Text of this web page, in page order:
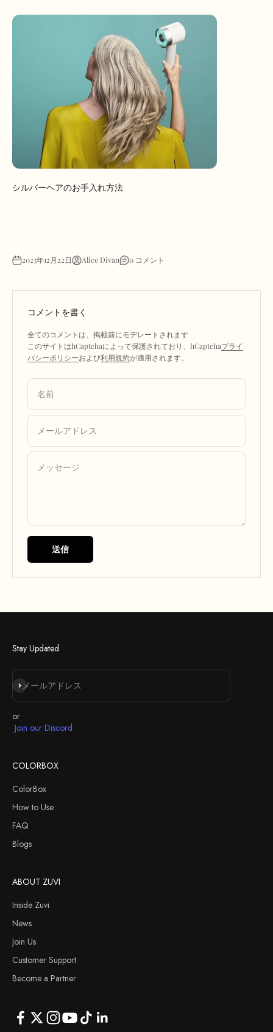
シルバーヘアのお手入れ方法
2023年12月22日 Alice Divan 0 コメント
コメントを書く
全てのコメントは、掲載前にモデレートされます
このサイトはhCaptchaによって保護されており、hCaptchaプライ
バシーポリシーおよび利用規約が適用されます。
名前
メールアドレス
メッセージ
送信
Stay Updated
メールアドレス
登録
or
Join our Discord
COLORBOX
ColorBox
How to Use
FAQ
Blogs
ABOUT ZUVI
Inside Zuvi
News
Join Us
Customer Support
Become a Partner